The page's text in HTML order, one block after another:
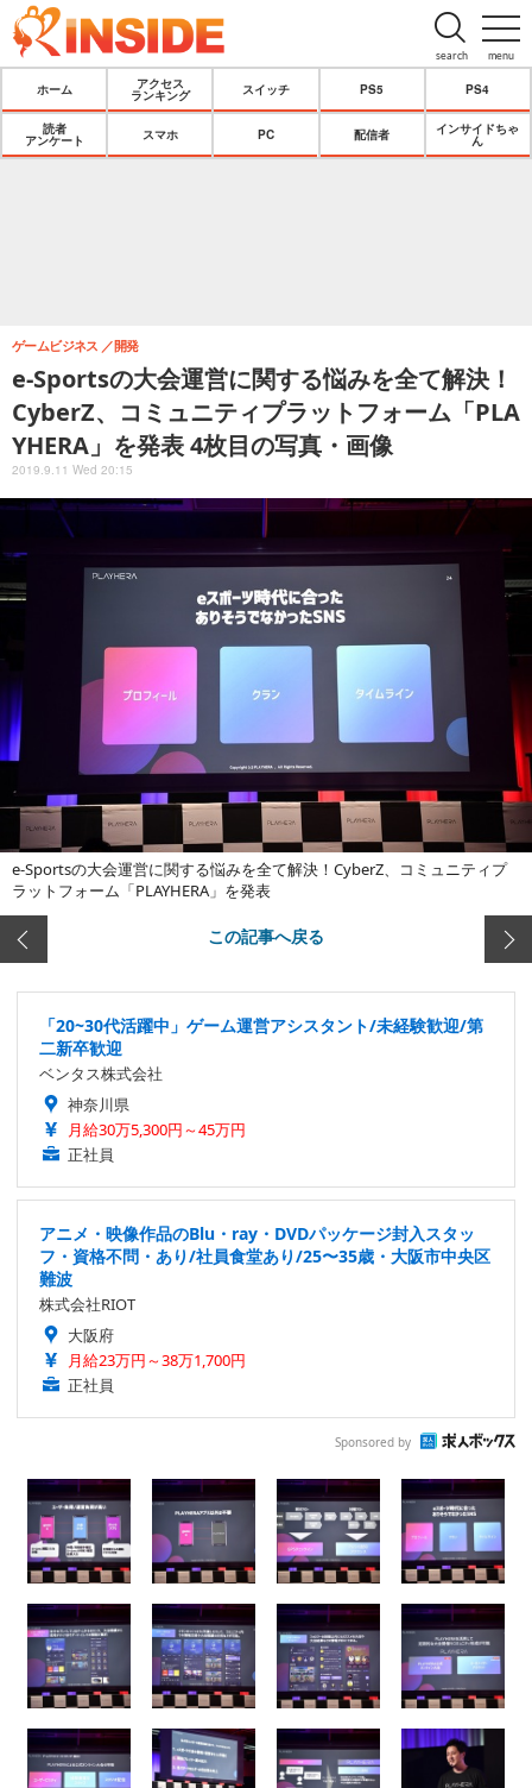
menu
search
ホーム
アクセス
ランキング
スイッチ PS5 PS4
読者
アンケート
スマホ PC 配信者
インサイドちゃ
ん
e-Sportsの大会運営に関する悩みを全て解決！
CyberZ、コミュニティプラットフォーム「PLA
YHERA」を発表 4枚目の写真・画像
ゲームビジネス 開発
2019.9.11 Wed 20:15
e-Sportsの大会運営に関する悩みを全て解決！CyberZ、コミュニティプ
ラットフォーム「PLAYHERA」を発表
この記事へ戻る
「20~30代活躍中」ゲーム運営アシスタント/未経験歓迎/第
二新卒歓迎
ベンタス株式会社
神奈川県
月給30万5,300円～45万円
正社員
アニメ・映像作品のBlu・ray・DVDパッケージ封入スタッ
フ・資格不問・あり/社員食堂あり/25〜35歳・大阪市中央区
難波
株式会社RIOT
大阪府
月給23万円～38万1,700円
正社員
Sponsored by